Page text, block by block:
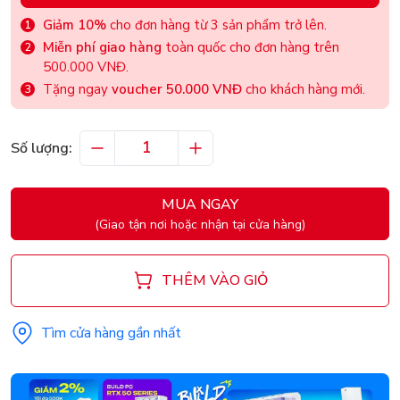
Giảm 10% cho đơn hàng từ 3 sản phẩm trở lên.
Miễn phí giao hàng toàn quốc cho đơn hàng trên
500.000 VNĐ.
Tặng ngay voucher 50.000 VNĐ cho khách hàng mới.
Số lượng:
MUA NGAY
(Giao tận nơi hoặc nhận tại cửa hàng)
THÊM VÀO GIỎ
Tìm cửa hàng gần nhất